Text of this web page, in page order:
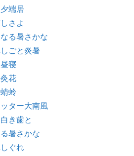
端居
さよ
る暑さかな
ごと炎暑
寝
花
蛉
ター大南風
き歯と
暑さかな
ぐれ